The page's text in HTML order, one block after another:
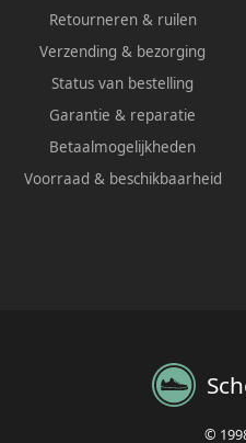
Retourneren & ruilen
Verzending & bezorging
Status van bestelling
Garantie & reparatie
Betaalmogelijkheden
Voorraad & beschikbaarheid
©